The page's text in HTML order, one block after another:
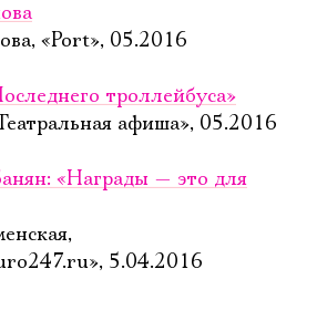
«Port», 05.2016
троллейбуса»
афиша», 05.2016
«Награды — это для
5.04.2016